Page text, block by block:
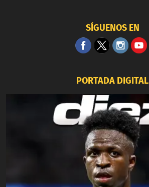
SÍGUENOS EN
PORTADA DIGITAL